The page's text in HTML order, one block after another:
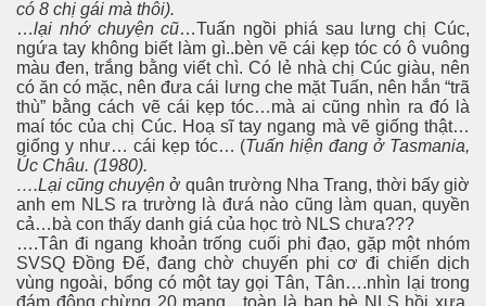
có 8 chị gái mà thôi).
…lại nhớ chuyện cũ…Tuấn ngồi phiá sau lưng chị Cúc,
ngứa tay không biết làm gì..bèn vẽ cái kẹp tóc có ô vuông
màu đen, trắng bằng viết chì. Có lẻ nhà chị Cúc giàu, nên
có ăn có mặc, nên đưa cái lưng che mặt Tuấn, nên hắn “trã
thù” bằng cách vẽ cái kẹp tóc…mà ai cũng nhìn ra đó là
maí tóc của chị Cúc. Hoạ sĩ tay ngang mà vẽ giống thật…
giống y như… cái kẹp tóc… (Tuấn hiện đang ở Tasmania,
Úc Châu. (1980).
….Lại cũng chuyện ở quân trường Nha Trang, thời bấy giờ
anh em NLS ra trường là đưá nào cũng làm quan, quyền
cả…bà con thấy danh giá của học trò NLS chưa???
….Tân đi ngang khoản trống cuối phi đạo, gặp một nhóm
SVSQ Ðồng Ðế, đang chờ chuyến phi cơ đi chiến dịch
vùng ngoài, bổng có một tay gọi Tân, Tân….nhìn lại trong
đám đông chừng 20 mạng…toàn là bạn bè NLS hồi xưa.